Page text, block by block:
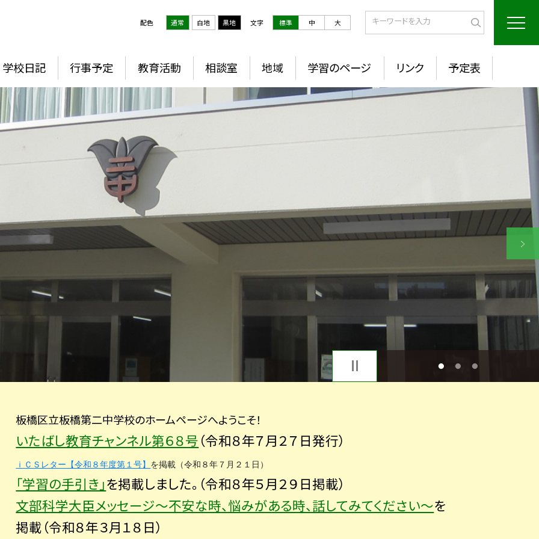
配色 通常 白地 黒地 文字 標準 中 大
学校日記 行事予定 教育活動 相談室 地域 学習のページ リンク 予定表
1 2 3
板橋区立板橋第二中学校のホームページへようこそ！
いたばし教育チャンネル第６８号（令和８年７月２７日発行）
ｉＣＳレター【令和８年度第１号】 を掲載（令和８年７月２１日）
「学習の手引き」を掲載しました。 （令和８年５月２９日掲載）
文部科学大臣メッセージ～不安な時、悩みがある時、話してみてください～を
掲載（令和８年３月１８日）